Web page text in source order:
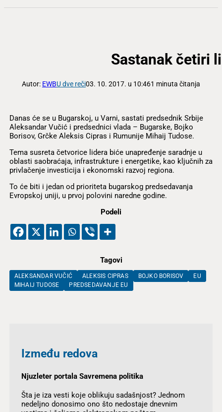
Sastanak četiri
Autor: EWBU dve reči03. 10. 2017. u 10:461 minuta čitanja
Danas će se u Bugarskoj, u Varni, sastati predsednik Srbije
Aleksandar Vučić i predsednici vlada – Bugarske, Bojko
Borisov, Grčke Aleksis Cipras i Rumunije Mihaij Tudose.
Tema susreta četvorice lidera biće unapređenje saradnje u
oblasti saobraćaja, infrastrukture i energetike, kao ključnih za
privlačenje investicija i ekonomski razvoj regiona.
To će biti i jedan od prioriteta bugarskog predsedavanja
Evropskoj uniji, u prvoj polovini naredne godine.
Podeli
Tagovi
ALEKSANDAR VUČIĆ ALEKSIS CIPRAS BOJKO BORISOV
EU
MIHAIJ TUDOSE
PREDSEDAVANJE EU
Između redova
Njuzleter portala Savremena politika
Šta je iza vesti koje oblikuju sadašnjost? Jednom
nedeljno donosimo ono što nedostaje dnevnim